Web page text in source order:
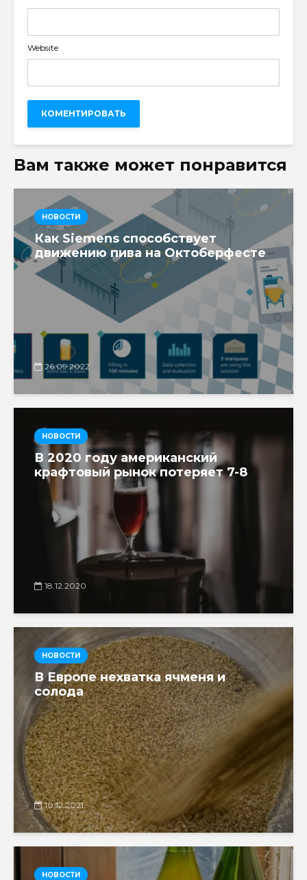
Website
Вам также может понравится
НОВОСТИ
Как Siemens способствует
движению пива на Октоберфесте
26.09.2022
НОВОСТИ
В 2020 году американский
крафтовый рынок потеряет 7-8
18.12.2020
НОВОСТИ
В Европе нехватка ячменя и
солода
10.12.2021
НОВОСТИ